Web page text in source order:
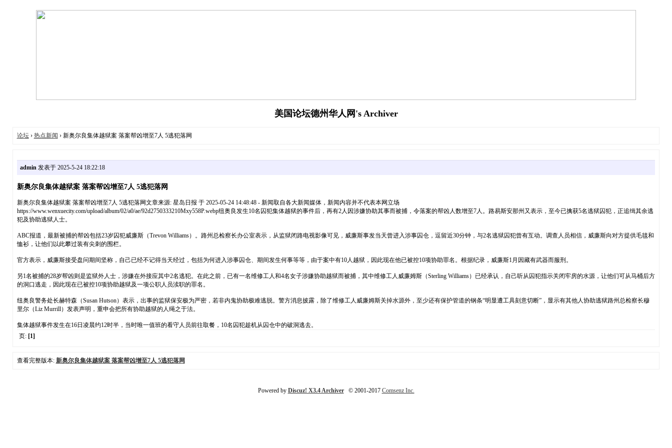
美国论坛德州华人网's Archiver
论坛› 热点新闻 › 新奥尔良集体越狱案 落案帮凶增至7人 5逃犯落网
admin发表于 2025-5-24 18:22:18
新奥尔良集体越狱案 落案帮凶增至7人 5逃犯落网
新奥尔良集体越狱案 落案帮凶增至7人 5逃犯落网文章来源: 星岛日报 于 2025-05-24 14:48:48 - 新闻取自各大新闻媒体，新闻内容并不代表本网立场
https://www.wenxuecity.com/upload/album/02/a0/ae/92d2750333210Mxy558P.webp纽奥良发生10名囚犯集体越狱的事件后，再有2人因涉嫌协助其事而被捕，令落案的帮凶人数增至7人。路易斯安那州又表示，至今已擒获5名逃狱囚犯，正追缉其余逃
犯及协助逃狱人士。
ABC报道，最新被捕的帮凶包括23岁囚犯威廉斯（Trevon Williams）。路州总检察长办公室表示，从监狱闭路电视影像可见，威廉斯事发当天曾进入涉事囚仓，逗留近30分钟，与2名逃狱囚犯曾有互动。调查人员相信，威廉斯向对方提供毛毯和
恤衫，让他们以此攀过装有尖刺的围栏。
官方表示，威廉斯接受盘问期间坚称，自己已经不记得当天经过，包括为何进入涉事囚仓、期间发生何事等等，由于案中有10人越狱，因此现在他已被控10项协助罪名。根据纪录，威廉斯1月因藏有武器而服刑。
另1名被捕的28岁帮凶则是监狱外人士，涉嫌在外接应其中2名逃犯。在此之前，已有一名维修工人和4名女子涉嫌协助越狱而被捕，其中维修工人威廉姆斯（Sterling Williams）已经承认，自己听从囚犯指示关闭牢房的水源，让他们可从马桶后方
的洞口逃走，因此现在已被控10项协助越狱及一项公职人员渎职的罪名。
纽奥良警务处长赫特森（Susan Hutson）表示，出事的监狱保安极为严密，若非内鬼协助极难逃脱。警方消息披露，除了维修工人威廉姆斯关掉水源外，至少还有保护管道的钢条“明显遭工具刻意切断”，显示有其他人协助逃狱路州总检察长穆
里尔（Liz Murrill）发表声明，重申会把所有协助越狱的人绳之于法。
集体越狱事件发生在16日凌晨约12时半，当时唯一值班的看守人员前往取餐，10名囚犯趁机从囚仓中的破洞逃去。
页: [1]
查看完整版本: 新奥尔良集体越狱案 落案帮凶增至7人 5逃犯落网
Powered by Discuz! X3.4 Archiver© 2001-2017 Comsenz Inc.